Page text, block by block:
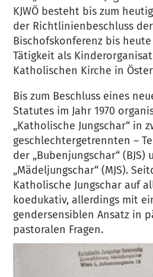
KJWÖ besteht bis zum
der Richtlinienbeschluss
Bischofskonferenz bis
Tätigkeit als
Katholischen Kirche in
Bis zum Beschluss eines
Statutes im Jahr 1970
„Katholische Jungschar“ in
geschlechtergetrennten –
der „Bubenjungschar“ (BJS)
„Mädeljungschar“ (MJS).
Katholische Jungschar auf
koedukativ, allerdings mit
gendersensiblen Ansatz in
pastoralen Fragen.